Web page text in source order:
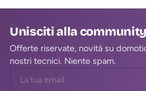
Unisciti alla
Offerte riservate, novità su
nostri tecnici. Niente spam.